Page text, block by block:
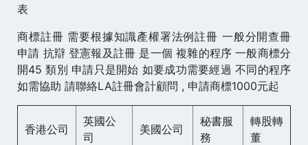
表
商標註冊 需要根據知識產權署法例註冊 一般分開查冊
申請 抗辯 登憲報及註冊 是一個 複雜的程序 一般商標分
開45 類別 申請只是開始 如要成功需要經過 不同的程序
如需協助 請聯絡LA註冊會計顧問 , 申請商標1000元起
香港公司
英國公
司
美國公司
秘書服
務
轉股轉
董